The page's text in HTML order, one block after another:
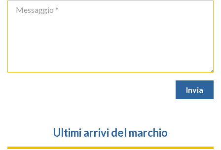
Ultimi arrivi del marchio